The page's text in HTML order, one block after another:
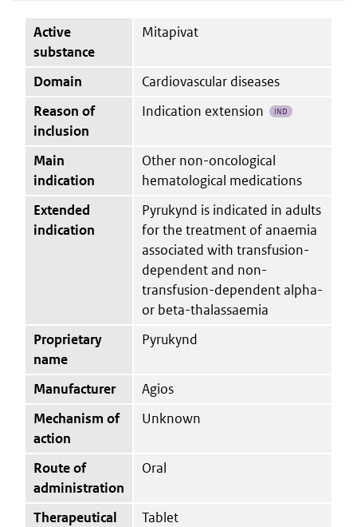
Active
substance
Mitapivat
Domain
Cardiovascular diseases
Reason of
inclusion
Indication extension IND
Main
indication
Other non-oncological
hematological medications
Extended
indication
Pyrukynd is indicated in adults
for the treatment of anaemia
associated with transfusion-
dependent and non-
transfusion-dependent alpha-
or beta-thalassaemia
Proprietary
name
Pyrukynd
Manufacturer
Agios
Mechanism of
action
Unknown
Route of
administration
Oral
Therapeutical
Tablet